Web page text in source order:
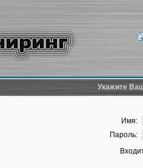
Укажите
Имя:
Пароль: